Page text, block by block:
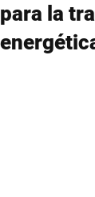
para la